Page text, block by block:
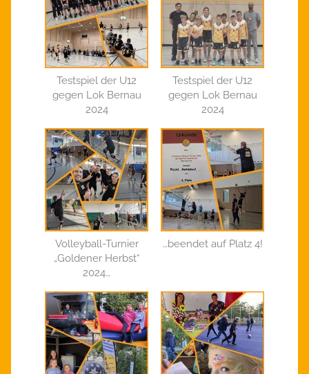
Testspiel der U12
gegen Lok Bernau
2024
Testspiel der U12
gegen Lok Bernau
2024
Volleyball-Turnier
„Goldener Herbst“
2024…
…beendet auf Platz 4!